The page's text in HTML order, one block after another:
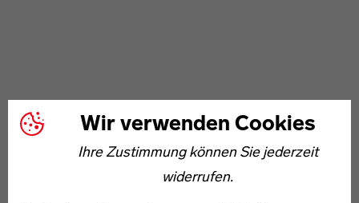
Wir verwenden Cookies
Ihre Zustimmung können Sie jederzeit
widerrufen.